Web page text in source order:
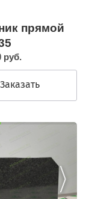
прямой
руб.
Заказать